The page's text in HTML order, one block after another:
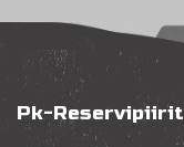
Pk-Reservipiirit